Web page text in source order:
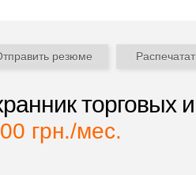
резюме
грн./мес.